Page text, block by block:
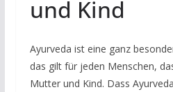
und Kind
Ayurveda ist eine ganz
das gilt für jeden Menschen,
Mutter und Kind. Dass